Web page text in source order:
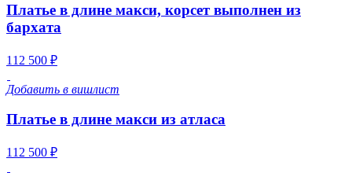
Платье в длине макси, корсет выполнен из
бархата
112 500 ₽
Добавить в вишлист
Платье в длине макси из атласа
112 500 ₽